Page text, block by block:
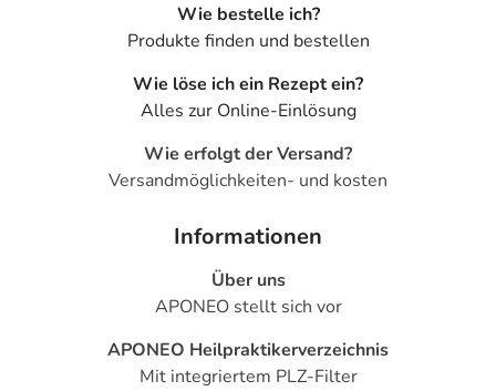
Wie bestelle ich?
Produkte finden und bestellen
Wie löse ich ein Rezept ein?
Alles zur Online-Einlösung
Wie erfolgt der Versand?
Versandmöglichkeiten- und kosten
Informationen
Über uns
APONEO stellt sich vor
APONEO Heilpraktikerverzeichnis
Mit integriertem PLZ-Filter